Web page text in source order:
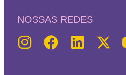
NOSSAS REDES